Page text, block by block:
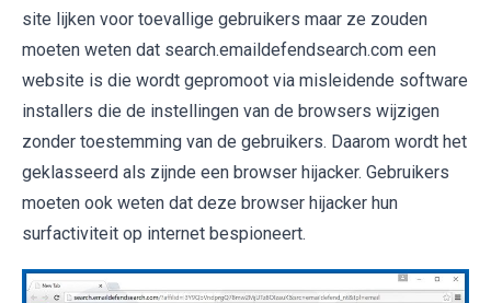
site lijken voor toevallige gebruikers maar ze zouden
moeten weten dat search.emaildefendsearch.com een
website is die wordt gepromoot via misleidende software
installers die de instellingen van de browsers wijzigen
zonder toestemming van de gebruikers. Daarom wordt het
geklasseerd als zijnde een browser hijacker. Gebruikers
moeten ook weten dat deze browser hijacker hun
surfactiviteit op internet bespioneert.